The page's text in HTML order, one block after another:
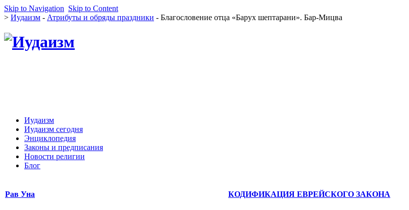
Skip to Navigation Skip to Content
> Иудаизм - Атрибуты и обряды праздники - Благословение отца «Барух шептарани». Бар-Мицва
Иудаизм
Иудаизм сегодня
Энциклопедия
Законы и предписания
Новости религии
Блог
Рав Уна КОДИФИКАЦИЯ ЕВРЕЙСКОГО ЗАКОНА